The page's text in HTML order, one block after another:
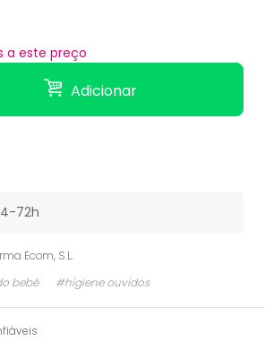
a este preço
Adicionar
72h
Ecom, S.L.
bebé #higiene ouvidos